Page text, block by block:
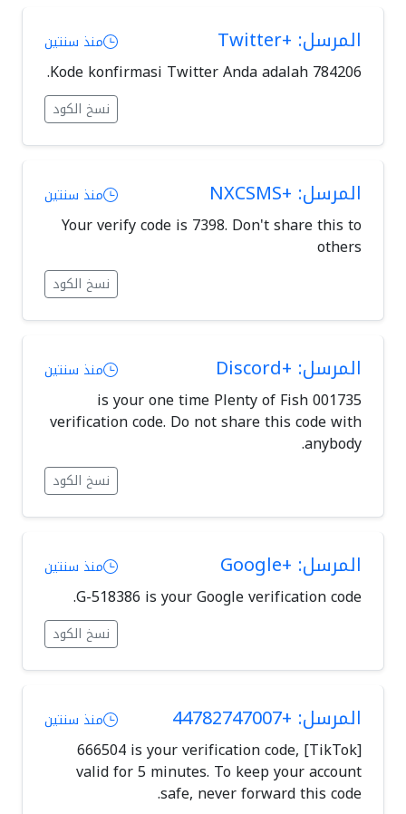
المرسل: +Twitter منذ سنتين
Kode konfirmasi Twitter Anda adalah 784206.
نسخ الكود
المرسل: +NXCSMS منذ سنتين
Your verify code is 7398. Don't share this to
others
نسخ الكود
المرسل: +Discord منذ سنتين
001735 is your one time Plenty of Fish
verification code. Do not share this code with
anybody.
نسخ الكود
المرسل: +Google منذ سنتين
G-518386 is your Google verification code.
نسخ الكود
المرسل: +44782747007 منذ سنتين
[TikTok] 666504 is your verification code,
valid for 5 minutes. To keep your account
safe, never forward this code.